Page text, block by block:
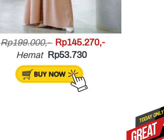
Rp199.000,- Rp145.270,-
Hemat Rp53.730